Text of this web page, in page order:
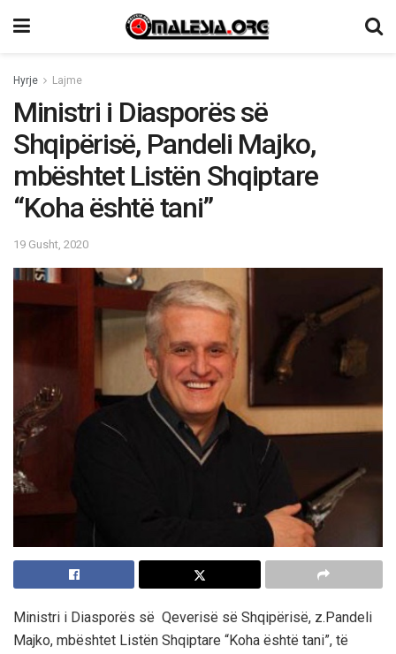
Hyrje Lajme
Ministri i Diasporës së
Shqipërisë, Pandeli Majko,
mbështet Listën Shqiptare
“Koha është tani”
19 Gusht, 2020
Ministri i Diasporës së Qeverisë së Shqipërisë, z.Pandeli
Majko, mbështet Listën Shqiptare “Koha është tani”, të